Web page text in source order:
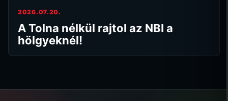
2026.07.20.
A Tolna nélkül rajtol az NBI a
hölgyeknél!